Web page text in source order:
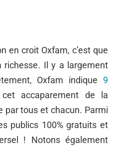
en croit Oxfam, c’est que
richesse. Il y a largement
Oxfam indique 9
accaparement de la
par tous et chacun. Parmi
publics 100% gratuits et
! Notons également